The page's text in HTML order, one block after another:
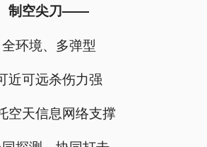
制空尖刀——
全环境、多弹型
近可远杀伤力强
空天信息网络支撑